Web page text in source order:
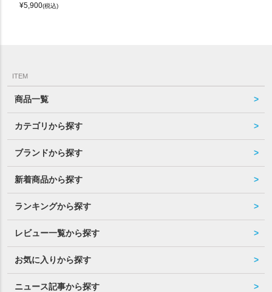
¥5,900(税込)
ITEM
商品一覧
カテゴリから探す
ブランドから探す
新着商品から探す
ランキングから探す
レビュー一覧から探す
お気に入りから探す
ニュース記事から探す